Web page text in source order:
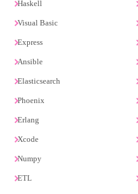
Haskell
Visual Basic
Express
Ansible
Elasticsearch
Phoenix
Erlang
Xcode
Numpy
ETL